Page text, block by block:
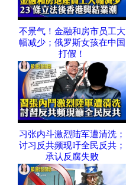
不景气！金融和房市员工大
幅减少；俄罗斯女孩在中国
打假！
习张内斗激烈陆军遭清洗；
讨习反共频现吁全民反共；
承认反腐失败